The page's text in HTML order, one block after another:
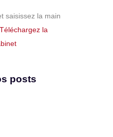
saisissez la main
Téléchargez la
posts